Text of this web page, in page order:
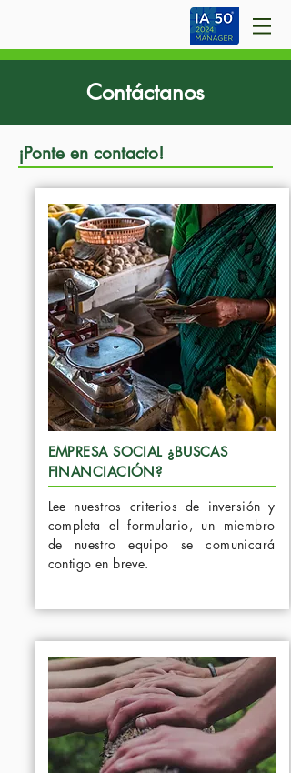
Contáctanos
¡Ponte en contacto!
EMPRESA SOCIAL ¿BUSCAS
FINANCIACIÓN?
Lee nuestros criterios de inversión y
completa el formulario, un miembro
de nuestro equipo se comunicará
contigo en breve.